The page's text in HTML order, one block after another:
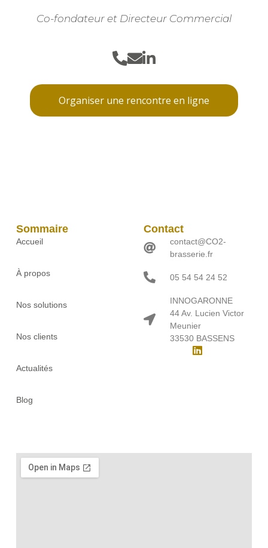
Co-fondateur et Directeur Commercial
Organiser une rencontre en ligne
Sommaire
Accueil
À propos
Nos solutions
Nos clients
Actualités
Blog
Contact
contact@CO2-
brasserie.fr
05 54 54 24 52
INNOGARONNE
44 Av. Lucien Victor
Meunier
33530 BASSENS